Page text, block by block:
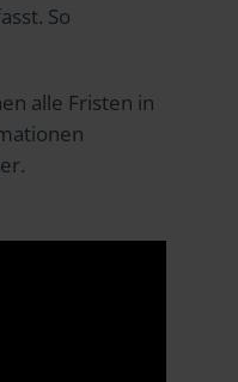
So
alle Fristen in